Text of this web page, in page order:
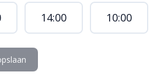
14:00 10:00